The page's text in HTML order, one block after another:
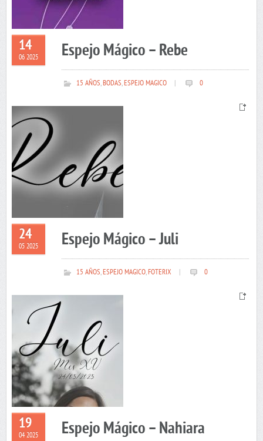
14
06 2025 Espejo Mágico – Rebe
15 AÑOS,BODAS,ESPEJO MAGICO 0
24
05 2025 Espejo Mágico – Juli
15 AÑOS,ESPEJO MAGICO,FOTERIX 0
19
04 2025 Espejo Mágico – Nahiara